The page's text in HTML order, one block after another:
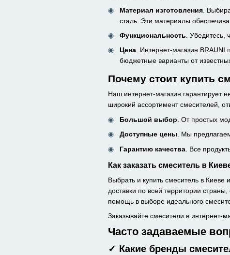
Материал изготовления.
сталь. Эти материалы
Функциональность .
Цена. Интернет-магазин BRAUNI
бюджетные варианты от
Почему стоит купить
Наш интернет-магазин гарантирует
широкий ассортимент смесителей,
Большой выбор . От простых
Доступные цены . Мы
Гарантию качества. Все
Как заказать смеситель в
Выбрать и купить смеситель в
доставки по всей территории
помощь в выборе идеального
Заказывайте смесители в интернет-
Часто задаваемые
✓ Какие бренды